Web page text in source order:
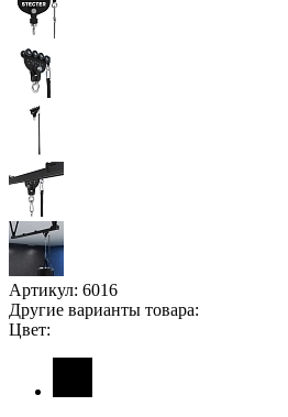
Артикул: 6016
Другие варианты товара:
Цвет: